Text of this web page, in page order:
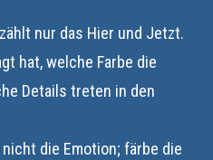
nur das Hier und Jetzt.
hat, welche Farbe die
Details treten in den
nicht die Emotion; färbe die